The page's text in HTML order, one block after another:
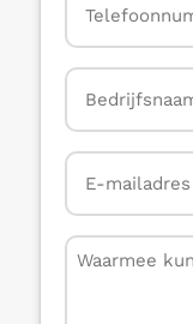
Bedrijfsnaam
E-
mailadres
Bericht